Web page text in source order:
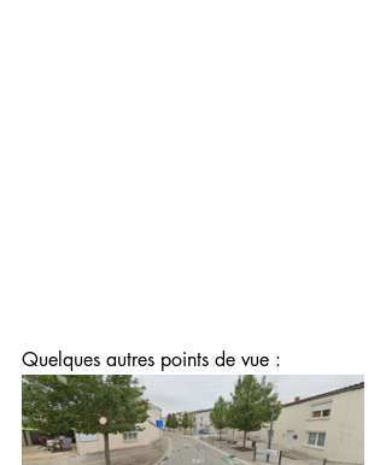
Quelques autres points de vue :